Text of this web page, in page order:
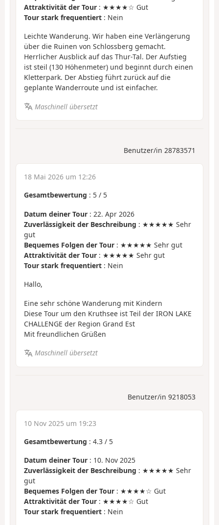
Attraktivität der Tour : ★★★★☆ Gut
Tour stark frequentiert : Nein
Leichte Wanderung. Wir haben eine Verlängerung
über die Ruinen von Schlossberg gemacht.
Herrlicher Ausblick auf das Thur-Tal. Der Aufstieg
ist steil (130 Höhenmeter) und beginnt durch einen
Kletterpark. Der Abstieg führt zurück auf die
geplante Wanderroute und ist einfacher.
Maschinell übersetzt
Benutzer/in 28783571
18 Mai 2026 um 12:26
Gesamtbewertung : 5 / 5
Datum deiner Tour : 22. Apr 2026
Zuverlässigkeit der Beschreibung : ★★★★★ Sehr
gut
Bequemes Folgen der Tour : ★★★★★ Sehr gut
Attraktivität der Tour : ★★★★★ Sehr gut
Tour stark frequentiert : Nein
Hallo,
Eine sehr schöne Wanderung mit Kindern
Diese Tour um den Kruthsee ist Teil der IRON LAKE
CHALLENGE der Region Grand Est
Mit freundlichen Grüßen
Maschinell übersetzt
Benutzer/in 9218053
10 Nov 2025 um 19:23
Gesamtbewertung : 4.3 / 5
Datum deiner Tour : 10. Nov 2025
Zuverlässigkeit der Beschreibung : ★★★★★ Sehr
gut
Bequemes Folgen der Tour : ★★★★☆ Gut
Attraktivität der Tour : ★★★★☆ Gut
Tour stark frequentiert : Nein